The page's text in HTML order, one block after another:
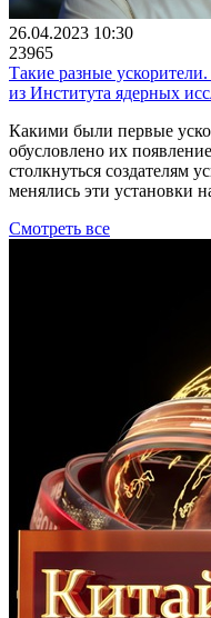
26.04.2023 10:30
23965
Такие разные
из Института ядерных
Какими были первые
обусловлено их
столкнуться создателям
менялись эти установки
Смотреть все